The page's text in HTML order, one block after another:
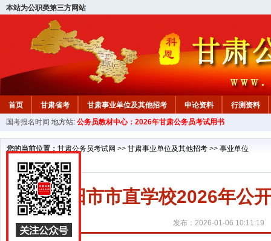
本站为公职类第三方网站
首页 甘肃省考 甘肃事业单位及其他招考 申论资料
行测资料
国考报名时间 地方站: 公务员教材中心：2026年甘肃公务员考试用书
您的当前位置： 甘肃公务员考试网 >> 甘肃事业单位及其他招考 >> 事业单位
庆阳市市直学校2026年公
发布：2026-01-06 10:11:19